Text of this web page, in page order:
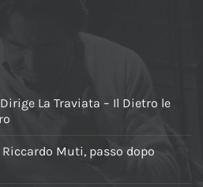
La Traviata – Il Dietro le
Muti, passo dopo